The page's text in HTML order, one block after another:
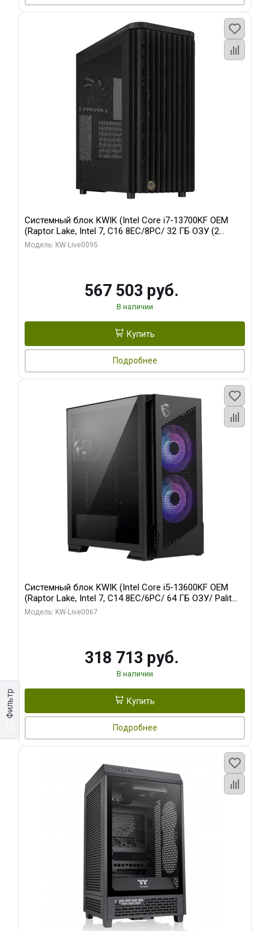
Фильтр
Системный блок KWIK (Intel Core i7-13700KF OEM
(Raptor Lake, Intel 7, C16 8EC/8PC/ 32 ГБ ОЗУ (2
модуля)/ Afox RTX4090 24GB GDDR6X 384-Bit 3xDP
Модель: KW-Live0095
567 503 руб.
В наличии
Купить
Подробнее
Системный блок KWIK (Intel Core i5-13600KF OEM
(Raptor Lake, Intel 7, C14 8EC/6PC/ 64 ГБ ОЗУ/ Palit
RTX5080 GAMINGPRO OC 16GB GDDR7 256bit 3xDP
Модель: KW-Live0067
318 713 руб.
В наличии
Купить
Подробнее